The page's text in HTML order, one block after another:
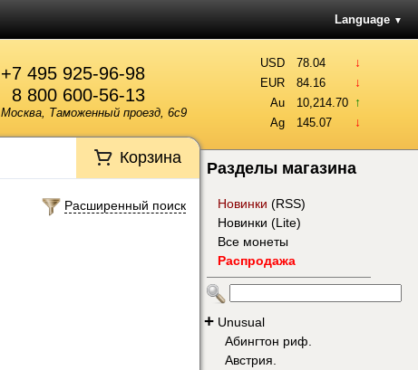
Language ▼
+7 495 925-96-98
8 800 600-56-13
Москва, Таможенный проезд, 6с9
USD 78.04 ↓
EUR 84.16 ↓
Au 10,214.70 ↑
Ag 145.07 ↓
Корзина
Расширенный поиск
Разделы магазина
Новинки (RSS)
Новинки (Lite)
Все монеты
Распродажа
+ Unusual
Абингтон риф.
Австрия.